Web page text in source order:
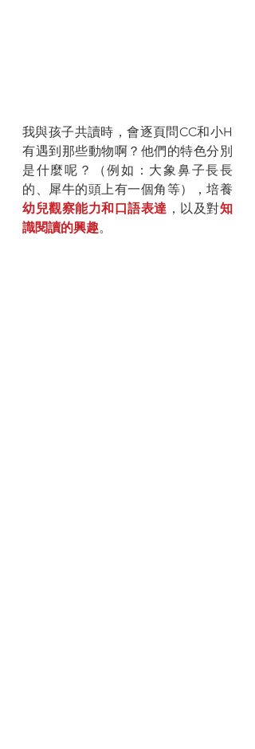
我與孩子共讀時，會逐頁問CC和小H
有遇到那些動物啊？他們的特色分別
是什麼呢？（例如：大象鼻子長長
的、犀牛的頭上有一個角等），培養
幼兒觀察能力和口語表達 ，以及對知
識閱讀的興趣。